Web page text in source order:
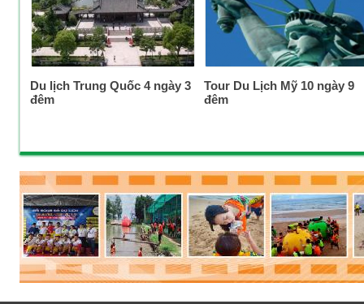
Du lịch Trung Quốc 4 ngày 3
đêm
Tour Du Lịch Mỹ 10 ngày 9
đêm